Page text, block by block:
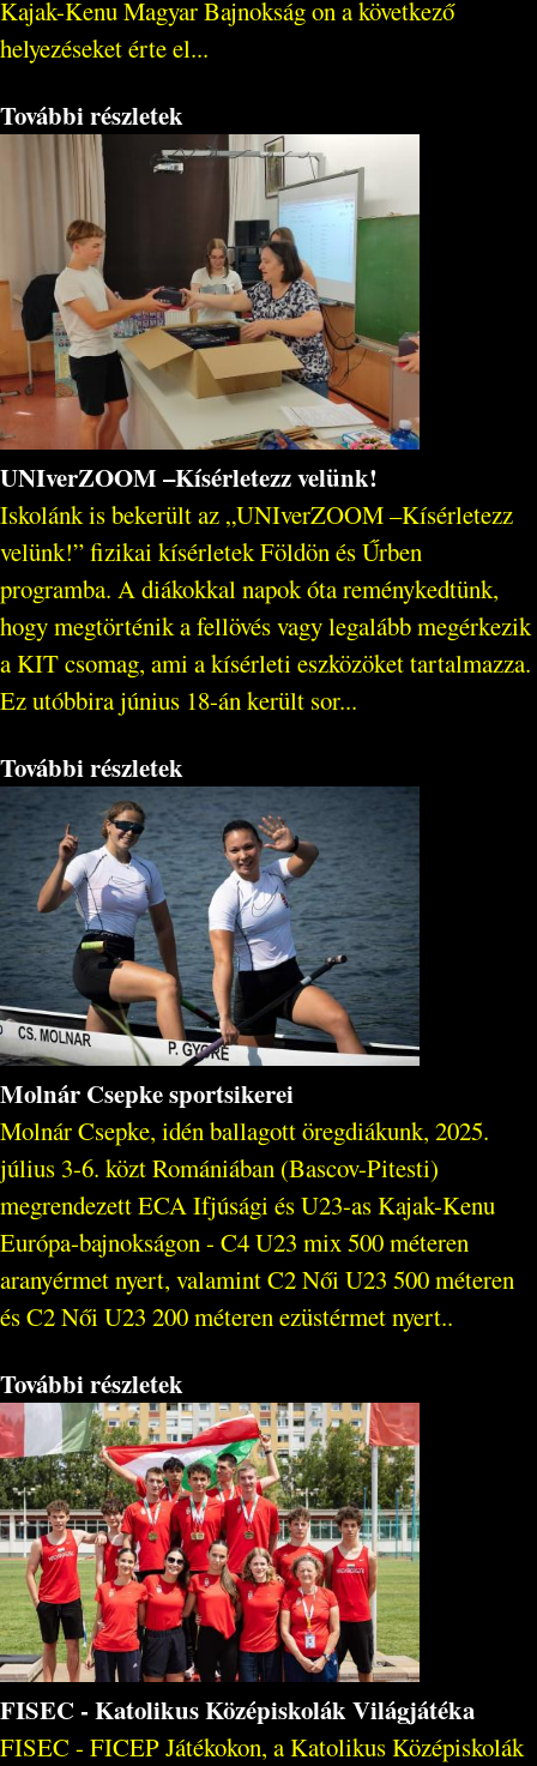
Kajak-Kenu Magyar Bajnokság on a következő
helyezéseket érte el...
További részletek
UNIverZOOM –Kísérletezz velünk!
Iskolánk is bekerült az „UNIverZOOM –Kísérletezz
velünk!” fizikai kísérletek Földön és Űrben
programba. A diákokkal napok óta reménykedtünk,
hogy megtörténik a fellövés vagy legalább megérkezik
a KIT csomag, ami a kísérleti eszközöket tartalmazza.
Ez utóbbira június 18-án került sor...
További részletek
Molnár Csepke sportsikerei
Molnár Csepke, idén ballagott öregdiákunk, 2025.
július 3-6. közt Romániában (Bascov-Pitesti)
megrendezett ECA Ifjúsági és U23-as Kajak-Kenu
Európa-bajnokságon - C4 U23 mix 500 méteren
aranyérmet nyert, valamint C2 Női U23 500 méteren
és C2 Női U23 200 méteren ezüstérmet nyert..
További részletek
FISEC - Katolikus Középiskolák Világjátéka
FISEC - FICEP Játékokon, a Katolikus Középiskolák